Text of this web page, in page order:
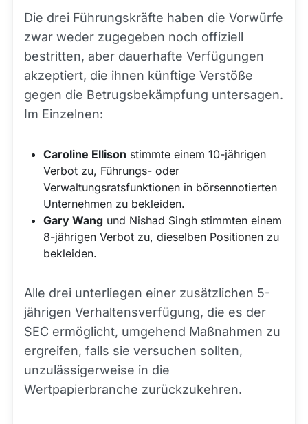
Die drei Führungskräfte haben die Vorwürfe
zwar weder zugegeben noch offiziell
bestritten, aber dauerhafte Verfügungen
akzeptiert, die ihnen künftige Verstöße
gegen die Betrugsbekämpfung untersagen.
Im Einzelnen:
Caroline Ellison stimmte einem 10-jährigen
Verbot zu, Führungs- oder
Verwaltungsratsfunktionen in börsennotierten
Unternehmen zu bekleiden.
Gary Wang und Nishad Singh stimmten einem
8-jährigen Verbot zu, dieselben Positionen zu
bekleiden.
Alle drei unterliegen einer zusätzlichen 5-
jährigen Verhaltensverfügung, die es der
SEC ermöglicht, umgehend Maßnahmen zu
ergreifen, falls sie versuchen sollten,
unzulässigerweise in die
Wertpapierbranche zurückzukehren.